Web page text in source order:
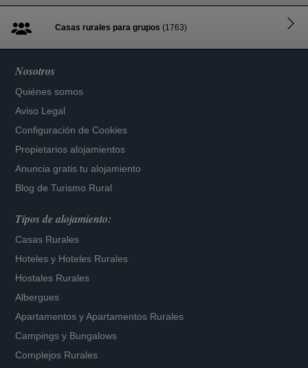
Casas rurales para grupos (1763)
Nosotros
Quiénes somos
Aviso Legal
Configuración de Cookies
Propietarios alojamientos
Anuncia gratis tu alojamiento
Blog de Turismo Rural
Tipos de alojamiento:
Casas Rurales
Hoteles y Hoteles Rurales
Hostales Rurales
Albergues
Apartamentos yApartamentos Rurales
Campings y Bungalows
Complejos Rurales